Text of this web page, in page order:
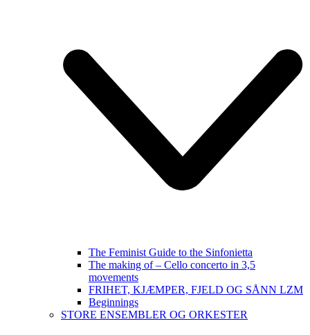
The Feminist Guide to the Sinfonietta
The making of – Cello concerto in 3,5
movements
FRIHET, KJÆMPER, FJELD OG SÅNN LZM
Beginnings
STORE ENSEMBLER OG ORKESTER